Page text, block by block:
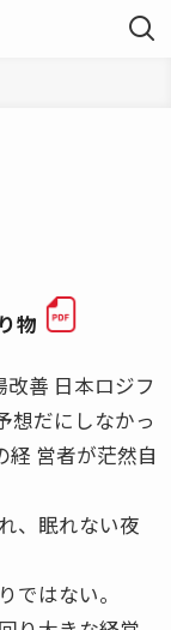
物
善 日本ロジフ
だにしなかっ
経 営者が茫然自
、眠れない夜
ではない。